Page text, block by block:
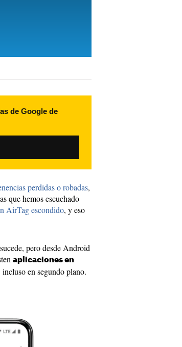
de Google de
perdidas o robadas,
que hemos escuchado
AirTag escondido, y eso
pero desde Android
aplicaciones en
incluso en segundo plano.